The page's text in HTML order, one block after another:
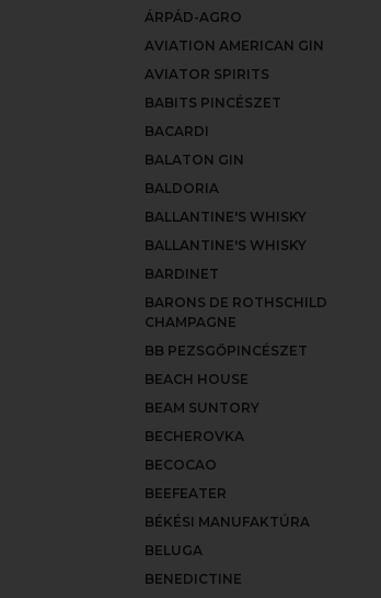
ÁRPÁD-AGRO
AVIATION AMERICAN GIN
AVIATOR SPIRITS
BABITS PINCÉSZET
BACARDI
BALATON GIN
BALDORIA
BALLANTINE'S WHISKY
BALLANTINE'S WHISKY
BARDINET
BARONS DE ROTHSCHILD
CHAMPAGNE
BB PEZSGŐPINCÉSZET
BEACH HOUSE
BEAM SUNTORY
BECHEROVKA
BECOCAO
BEEFEATER
BÉKÉSI MANUFAKTÚRA
BELUGA
BENEDICTINE